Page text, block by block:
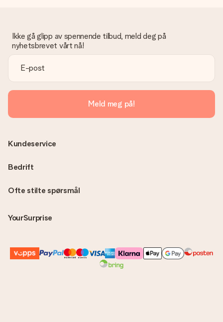
Ikke gå glipp av spennende tilbud, meld deg på
nyhetsbrevet vårt nå!
Meld meg på!
Ofte stilte spørsmål
YourSurprise
Kundeservice
Bedrift